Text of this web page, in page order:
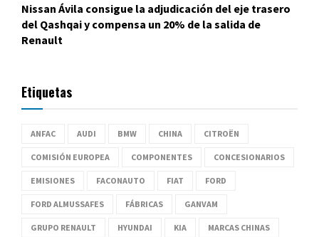
Nissan Ávila consigue la adjudicación del eje trasero
del Qashqai y compensa un 20% de la salida de
Renault
Etiquetas
ANFAC AUDI BMW CHINA CITROËN
COMISIÓN EUROPEA COMPONENTES CONCESIONARIOS
EMISIONES FACONAUTO FIAT FORD
FORD ALMUSSAFES FÁBRICAS GANVAM
GRUPO RENAULT HYUNDAI KIA MARCAS CHINAS